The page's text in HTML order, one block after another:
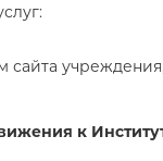
сайта
к